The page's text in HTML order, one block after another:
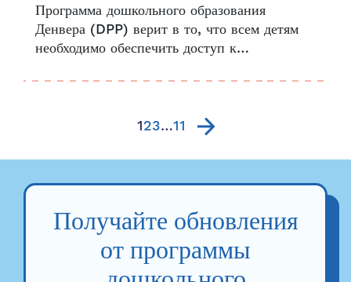
Программа дошкольного образования
Денвера (DPP) верит в то, что всем детям
необходимо обеспечить доступ к
образованию по всему Денверу. Чтобы
городу, DPP сотрудничает с партнерами по
123…11
Получайте обновления
от программы